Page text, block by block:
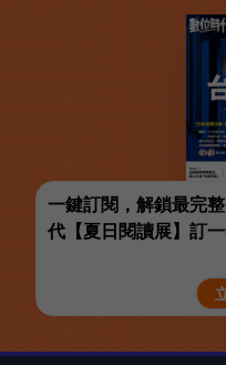
一鍵訂閱，解鎖最完
代【夏日閱讀展】訂